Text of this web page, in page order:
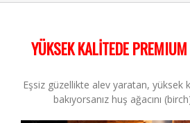
YÜKSEK KALİTEDE
Eşsiz güzellikte alev yaratan, yüksek
bakıyorsanız huş ağacını